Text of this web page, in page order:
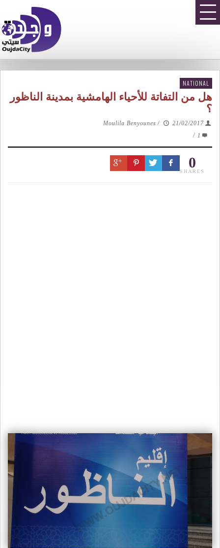
NATIONAL
هل من التفاتة للأحياء الهامشية بمدينة الناظور
؟
Moulila Benyounes /
21/02/2017
1
/
0
SHARES